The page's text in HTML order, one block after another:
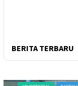
BERITA TERBARU